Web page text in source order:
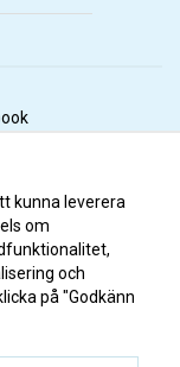
kunna leverera
om
och
på "Godkänn